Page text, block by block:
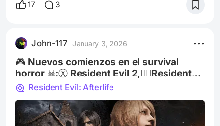
dentro. Tony Stark, monitoreando desde la Torre
rastro de vida. Bruce Banner, a su lado,
murmuró algo que ninguno quería pronunciar: —
Esto… esto no es magia. Es una inteligencia
artificial v
17 3
John-117 January 3, 2026
🎮 Nuevos comienzos en el survival
horror ☠:Ⓧ Resident Evil 2,🧟‍♂️Resident
Evil 4 △○✕□ 🕹️
Resident Evil: Afterlife